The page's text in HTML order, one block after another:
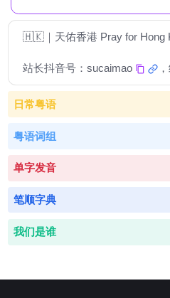
🇭🇰｜天佑香港 Pray for Hong
站长抖音号： sucaimao
日常粤语
粤语词组
单字发音
笔顺字典
我们是谁